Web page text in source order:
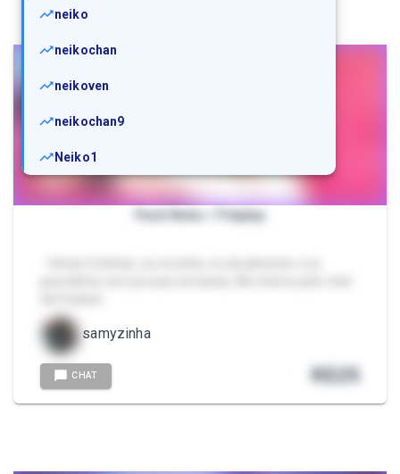
neiko
neikochan
neikoven
neikochan9
Neiko1
Pack Neko / Petplay
samyzinha
CHAT R$25